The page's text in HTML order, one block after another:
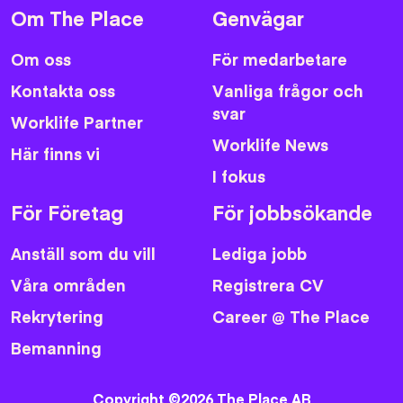
Om The Place
Om oss
Kontakta oss
Worklife Partner
Här finns vi
Genvägar
För medarbetare
Vanliga frågor och
svar
Worklife News
I fokus
För Företag
Anställ som du vill
Våra områden
Rekrytering
Bemanning
För jobbsökande
Lediga jobb
Registrera CV
Career @ The Place
Copyright ©2026 The Place AB